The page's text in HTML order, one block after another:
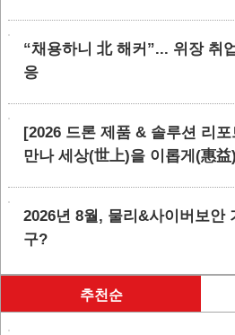
“채용하니 北 해커”... 위장 취
응
[2026 드론 제품 & 솔루션 리
만나 세상(世上)을 이롭게(惠
2026년 8월, 물리&사이버보안
구?
추천순